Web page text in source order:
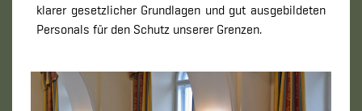
klarer gesetzlicher Grundlagen und gut ausgebildeten
Personals für den Schutz unserer Grenzen.